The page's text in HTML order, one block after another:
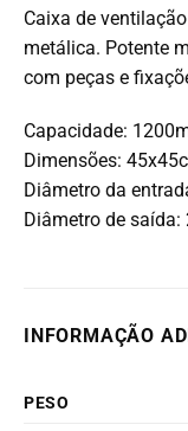
Caixa de
metálica. Potente
com peças e
Capacidade:
Dimensões:
Diâmetro da
Diâmetro de saída:
INFORMAÇÃO
PESO